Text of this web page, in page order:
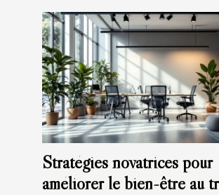
Stratégies novatrices pour
améliorer le bien-être au